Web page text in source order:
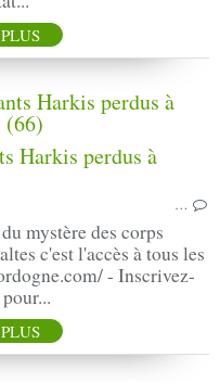
Harkis perdus à
(66)
…
mystère des corps
c'est l'accès à tous les
- Inscrivez-